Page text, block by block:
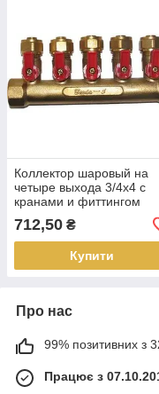
Коллектор шаровый на
четыре выхода 3/4х4 с
кранами и фиттингом
712,50 ₴
Купити
Про нас
99% позитивних з
Працює з